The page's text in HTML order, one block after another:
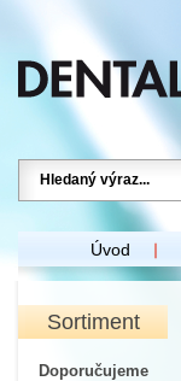
Úvod
Sortiment
Doporučujeme